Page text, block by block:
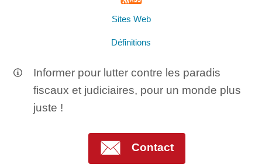
Sites Web
Définitions
Informer pour lutter contre les paradis
fiscaux et judiciaires, pour un monde plus
juste !
Contact